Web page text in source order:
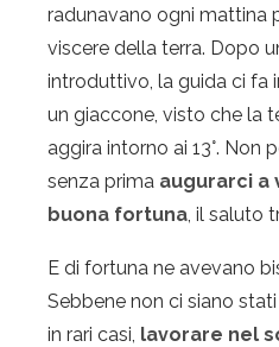
radunavano ogni mattina
viscere della terra. Dopo
introduttivo, la guida ci fa
un giaccone, visto che la
aggira intorno ai 13°. Non
senza prima augurarci a
buona fortuna , il saluto
E di fortuna ne avevano
Sebbene non ci siano
in rari casi, lavorare nel